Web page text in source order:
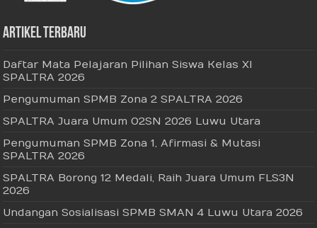
Artikel Terbaru
Daftar Mata Pelajaran Pilihan Siswa Kelas XI
SPALTRA 2026
Pengumuman SPMB Zona 2 SPALTRA 2026
SPALTRA Juara Umum O2SN 2026 Luwu Utara
Pengumuman SPMB Zona 1, Afirmasi & Mutasi
SPALTRA 2026
SPALTRA Borong 12 Medali, Raih Juara Umum FLS3N
2026
Undangan Sosialisasi SPMB SMAN 4 Luwu Utara 2026